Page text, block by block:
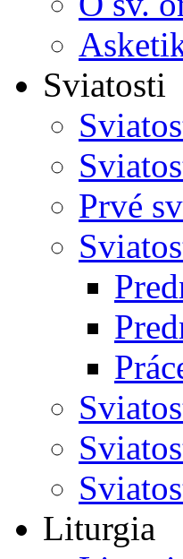
Sviatosti
Prvé
Liturgia